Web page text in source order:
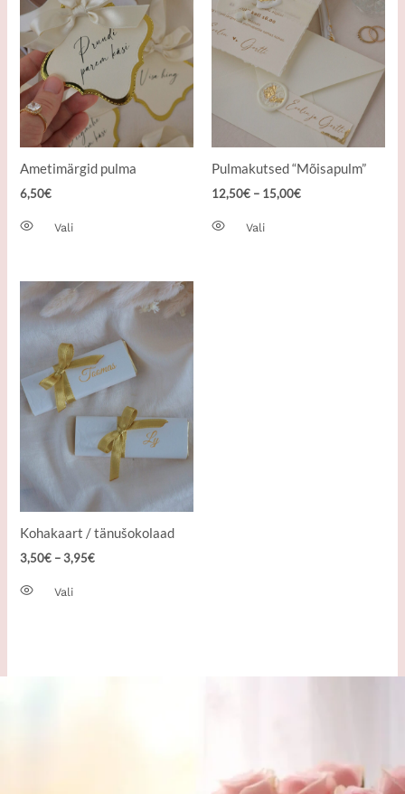
Ametimärgid pulma
6,50€
Vali
varianti.
Valikuid
saab
tootelehel.
Pulmakutsed “Mõisapulm”
12,50€ – 15,00€
Vali
varianti.
Valikuid
saab
tootelehel.
Kohakaart / tänušokolaad
3,50€ – 3,95€
Hinnavahemik:
3,50€
kuni
3,95€
Vali
Sellel
tootel
on
mitu
varianti.
Valikuid
saab
teha
tootelehel.